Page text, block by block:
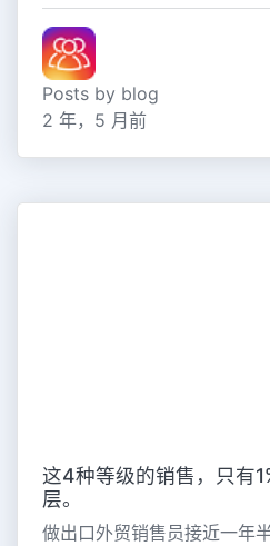
Posts by blog
2 年，5 月前
这4种等级的销售，只有
层。
做出口外贸销售员接近一年